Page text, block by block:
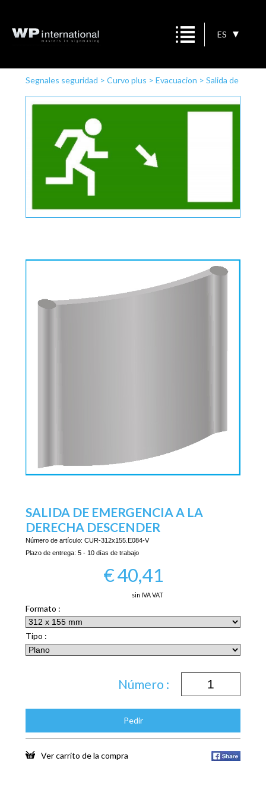
ES
Segnales seguridad > Curvo plus > Evacuacion > Salida de
emergencia a la derecha descender
SALIDA DE EMERGENCIA A LA
DERECHA DESCENDER
Número de artículo: CUR-312x155.E084-V
Plazo de entrega: 5 - 10 días de trabajo
€40,41
sin IVA VAT
Formato :
Tipo :
Número :
Pedir
Ver carrito de la compra